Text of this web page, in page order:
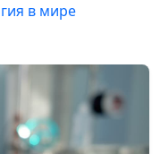
в мире